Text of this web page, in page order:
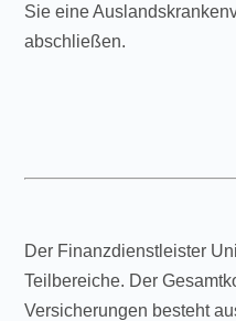
Sie eine
abschließen.
Der Finanzdienstleister
Teilbereiche. Der
Versicherungen besteht